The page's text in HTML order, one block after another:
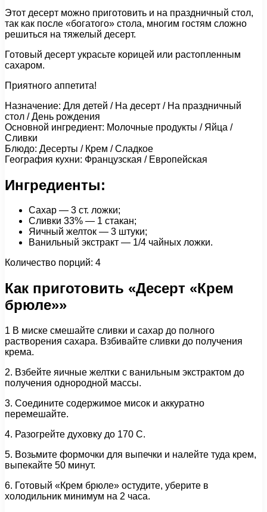
Этот десерт можно приготовить и на праздничный стол,
так как после «богатого» стола, многим гостям сложно
решиться на тяжелый десерт.
Готовый десерт украсьте корицей или растопленным
сахаром.
Приятного аппетита!
Назначение: Для детей / На десерт / На праздничный
стол / День рождения
Основной ингредиент: Молочные продукты / Яйца /
Сливки
Блюдо: Десерты / Крем / Сладкое
География кухни: Французская / Европейская
Ингредиенты:
Сахар — 3 ст. ложки;
Сливки 33% — 1 стакан;
Яичный желток — 3 штуки;
Ванильный экстракт — 1/4 чайных ложки.
Количество порций: 4
Как приготовить «Десерт «Крем
брюле»»
1 В миске смешайте сливки и сахар до полного
растворения сахара. Взбивайте сливки до получения
крема.
2. Взбейте яичные желтки с ванильным экстрактом до
получения однородной массы.
3. Соедините содержимое мисок и аккуратно
перемешайте.
4. Разогрейте духовку до 170 С.
5. Возьмите формочки для выпечки и налейте туда крем,
выпекайте 50 минут.
6. Готовый «Крем брюле» остудите, уберите в
холодильник минимум на 2 часа.